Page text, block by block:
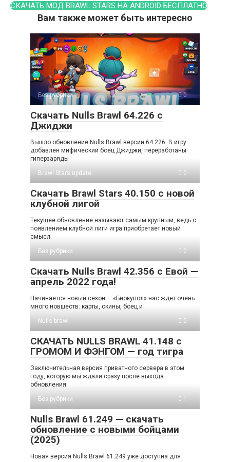
СКАЧАТЬ МОД BRAWL STARS НА ANDROID БЕСПЛАТНО
Вам также может быть интересно
Без рубрики 0
Скачать Nulls Brawl 64.226 с
Джиджи
Вышло обновление Nulls Brawl версии 64.226. В игру
добавлен мифический боец Джиджи, переработаны
гиперзаряды
Brawl Stars update
0
Скачать Brawl Stars 40.150 с новой
клубной лигой
Текущее обновление называют самым крупным, ведь с
появлением клубной лиги игра приобретает новый
смысл.
Без рубрики
0
Скачать Nulls Brawl 42.356 с Евой —
апрель 2022 года!
Начинается новый сезон — «Биокупол» нас ждет очень
много новшеств: карты, скины, боец и
Nulls brawl
0
СКАЧАТЬ NULLS BRAWL 41.148 с
ГРОМОМ И ФЭНГОМ — год тигра
Заключительная версия приватного сервера в этом
году, которую мы ждали сразу после выхода
обновления
Без рубрики
1
Nulls Brawl 61.249 — скачать
обновление с новыми бойцами
(2025)
Новая версия Nulls Brawl 61.249 уже доступна для